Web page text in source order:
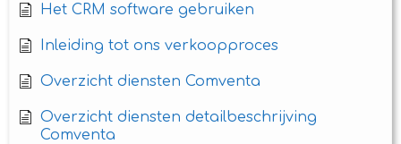
Het CRM software gebruiken
Inleiding tot ons verkoopproces
Overzicht diensten Comventa
Overzicht diensten detailbeschrijving
Comventa